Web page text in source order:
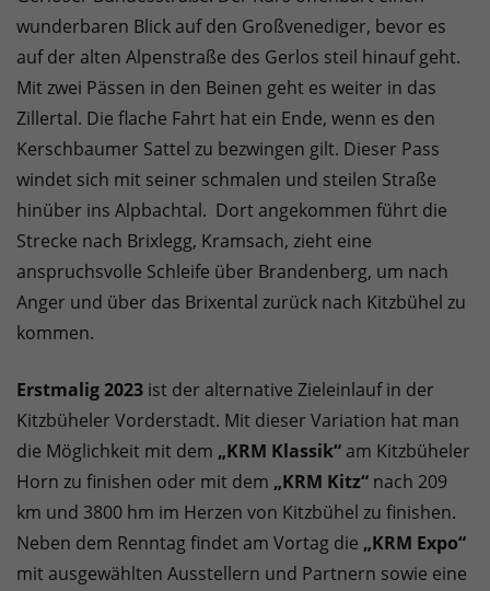
wunderbaren Blick auf den Großvenediger, bevor es
auf der alten Alpenstraße des Gerlos steil hinauf geht.
Mit zwei Pässen in den Beinen geht es weiter in das
Zillertal. Die flache Fahrt hat ein Ende, wenn es den
Kerschbaumer Sattel zu bezwingen gilt. Dieser Pass
windet sich mit seiner schmalen und steilen Straße
hinüber ins Alpbachtal. Dort angekommen führt die
Strecke nach Brixlegg, Kramsach, zieht eine
anspruchsvolle Schleife über Brandenberg, um nach
Anger und über das Brixental zurück nach Kitzbühel zu
kommen.
Erstmalig 2023 ist der alternative Zieleinlauf in der
Kitzbüheler Vorderstadt. Mit dieser Variation hat man
die Möglichkeit mit dem „KRM Klassik“ am Kitzbüheler
Horn zu finishen oder mit dem „KRM Kitz“ nach 209
km und 3800 hm im Herzen von Kitzbühel zu finishen.
Neben dem Renntag findet am Vortag die „KRM Expo“
mit ausgewählten Ausstellern und Partnern sowie eine